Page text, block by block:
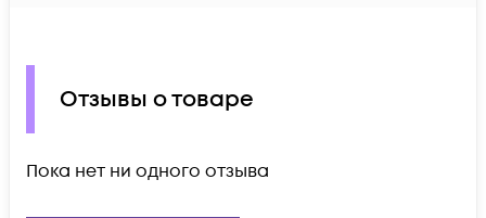
Отзывы о товаре
Пока нет ни одного отзыва